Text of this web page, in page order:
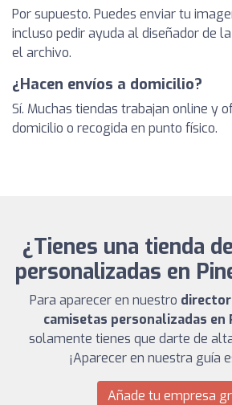
Por supuesto. Puedes enviar tu
incluso pedir ayuda al diseñador de
el archivo.
¿Hacen envíos a domicilio?
Sí. Muchas tiendas trabajan online y
domicilio o recogida en punto físico.
¿Tienes una tienda
personalizadas en
Para aparecer en nuestro
camisetas personalizadas en
solamente tienes que darte de
¡Aparecer en nuestra guía
Añade tu empresa